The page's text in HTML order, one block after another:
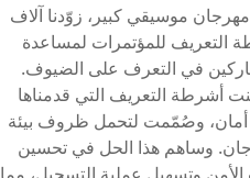
موسيقي كبير، زوّدنا آلاف
التعريف للمؤتمرات لمساعدة
في التعرف على الضيوف.
أشرطة التعريف التي قدمناها
وصُمّمت لتحمل ظروف بيئة
وساهم هذا الحل في تحسين
الأمن وتسهيل عملية التسجيل، مما